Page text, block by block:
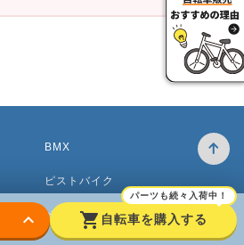
keyboard_arrow_down shopping_cart
パーツも続々入荷中！
自転車を購入する
BMX
ピストバイク
ベビーカー